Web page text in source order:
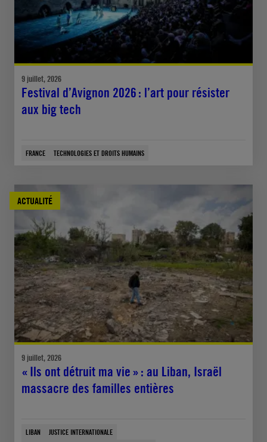
9 juillet, 2026
Festival d’Avignon 2026 : l’art pour résister
aux big tech
FRANCE TECHNOLOGIES ET DROITS HUMAINS
ACTUALITÉ
9 juillet, 2026
« Ils ont détruit ma vie » : au Liban, Israël
massacre des familles entières
LIBAN
JUSTICE INTERNATIONALE